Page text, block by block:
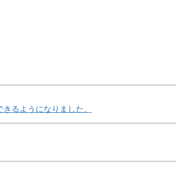
るようになりました。